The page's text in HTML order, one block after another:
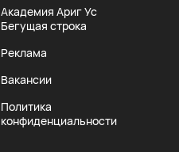
Академия Ариг Ус
Бегущая строка
Реклама
Вакансии
Политика
конфиденциальности